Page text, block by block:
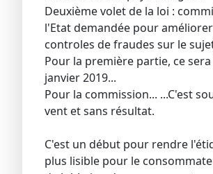
Deuxième volet de la loi :
l'Etat demandée pour
controles de fraudes sur le
Pour la première partie, ce
janvier 2019...
Pour la commission... ...C'est
vent et sans résultat.
C'est un début pour rendre
plus lisible pour le